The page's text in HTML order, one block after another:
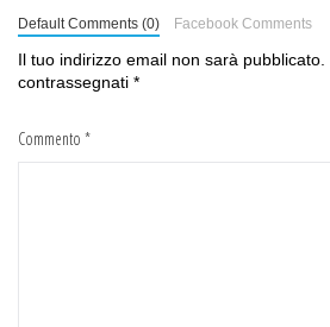
Default Comments (0) Facebook Comments
Il tuo indirizzo email non sarà pubblicato.
contrassegnati *
Commento *